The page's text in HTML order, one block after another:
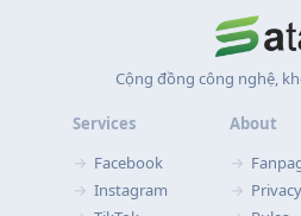
Cộng đồng công nghệ,
Services
Facebook
Instagram
About
Privacy